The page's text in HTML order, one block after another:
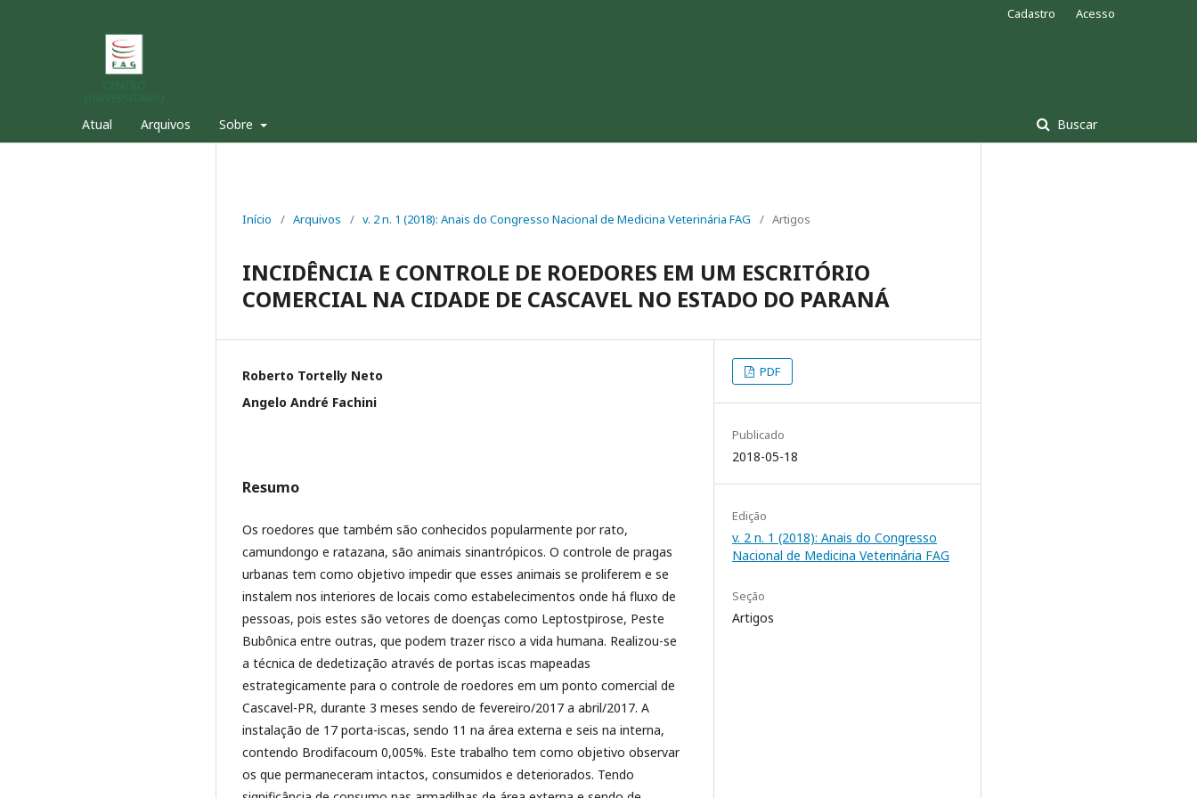
Atual Arquivos Sobre Buscar
Cadastro Acesso
Início / Arquivos / v. 2 n. 1 (2018): Anais do Congresso Nacional de Medicina Veterinária FAG / Artigos
INCIDÊNCIA E CONTROLE DE ROEDORES EM UM ESCRITÓRIO
COMERCIAL NA CIDADE DE CASCAVEL NO ESTADO DO PARANÁ
Roberto Tortelly Neto
Angelo André Fachini
Resumo
Os roedores que também são conhecidos popularmente por rato,
camundongo e ratazana, são animais sinantrópicos. O controle de pragas
urbanas tem como objetivo impedir que esses animais se proliferem e se
instalem nos interiores de locais como estabelecimentos onde há fluxo de
pessoas, pois estes são vetores de doenças como Leptostpirose, Peste
Bubônica entre outras, que podem trazer risco a vida humana. Realizou-se
a técnica de dedetização através de portas iscas mapeadas
estrategicamente para o controle de roedores em um ponto comercial de
Cascavel-PR, durante 3 meses sendo de fevereiro/2017 a abril/2017. A
instalação de 17 porta-iscas, sendo 11 na área externa e seis na interna,
contendo Brodifacoum 0,005%. Este trabalho tem como objetivo observar
os que permaneceram intactos, consumidos e deteriorados. Tendo
PDF
Publicado
2018-05-18
Edição
v. 2 n. 1 (2018): Anais do Congresso
Nacional de Medicina Veterinária FAG
Seção
Artigos